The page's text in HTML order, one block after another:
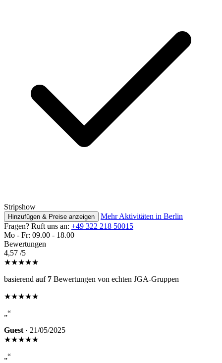
Stripshow
Hinzufügen & Preise anzeigen
Mehr Aktivitäten in Berlin
Fragen? Ruft uns an: +49 322 218 50015
Mo - Fr: 09.00 - 18.00
Bewertungen
4,57 /5
★★★★★
basierend auf 7 Bewertungen von echten JGA-Gruppen
★★★★★
„“
Guest · 21/05/2025
★★★★★
„“